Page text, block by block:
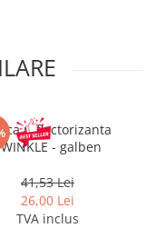
reflectorizanta
- galben
41,53 Lei
26,00 Lei
TVA inclus